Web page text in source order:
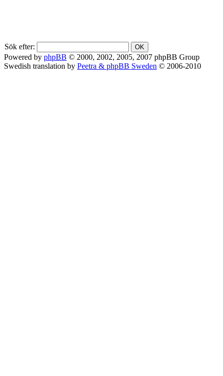
Sök efter:
Powered by phpBB © 2000, 2002, 2005, 2007 phpBB Group
Swedish translation by Peetra & phpBB Sweden © 2006-2010